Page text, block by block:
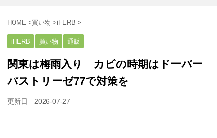
HOME >買い物 >iHERB >
iHERB 買い物 通販
関東は梅雨入り カビの時期はドーバー
パストリーゼ77で対策を
更新日： 2026-07-27